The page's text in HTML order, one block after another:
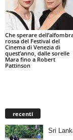
Che sperare
rossa del Festival del
Cinema di Venezia di
quest’anno, dalle sorelle
Mara fino a Robert
Pattinson
recenti
Sri